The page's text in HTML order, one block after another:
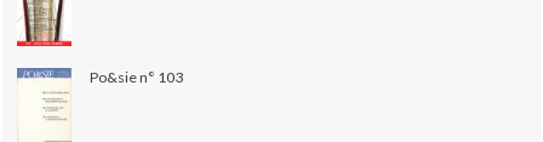
Po&sie n° 103